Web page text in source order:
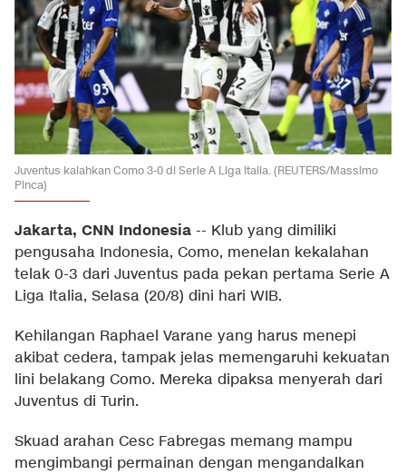
Juventus kalahkan Como 3-0 di Serie A Liga Italia. (REUTERS/Massimo
Pinca)
Jakarta, CNN Indonesia -- Klub yang dimiliki
pengusaha Indonesia, Como, menelan kekalahan
telak 0-3 dari Juventus pada pekan pertama Serie A
Liga Italia, Selasa (20/8) dini hari WIB.
Kehilangan Raphael Varane yang harus menepi
akibat cedera, tampak jelas memengaruhi kekuatan
lini belakang Como. Mereka dipaksa menyerah dari
Juventus di Turin.
Skuad arahan Cesc Fabregas memang mampu
mengimbangi permainan dengan mengandalkan